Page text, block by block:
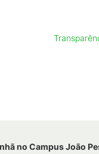
no Campus João